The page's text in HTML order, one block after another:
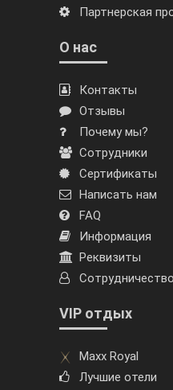
Партнерская
О нас
Контакты
Отзывы
Почему мы?
Сотрудники
Сертификаты
Написать нам
FAQ
Информация
Реквизиты
Сотрудничество
VIP отдых
Maxx Royal
Лучшие отели